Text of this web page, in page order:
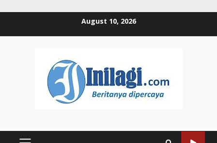
August 10, 2026